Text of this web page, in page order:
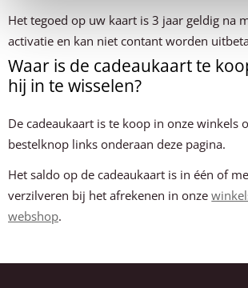
Het tegoed op uw kaart is 3 jaar geldig na
activatie en kan niet contant worden
Waar is de cadeaukaart te
hij in te wisselen?
De cadeaukaart is te koop in onze winkels
bestelknop links onderaan deze pagina.
Het saldo op de cadeaukaart is in één of
verzilveren bij het afrekenen in onze
webshop.